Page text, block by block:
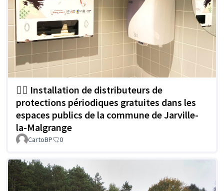
🏳️‍🌈 Installation de distributeurs de
protections périodiques gratuites dans les
espaces publics de la commune de Jarville-
la-Malgrange
CartoBP 0